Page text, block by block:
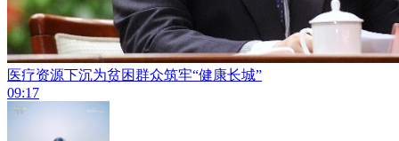
医疗资源下沉为贫困群众筑牢“健康长城”
09:17